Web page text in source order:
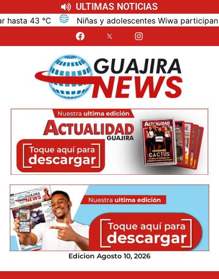
ULTIMAS NOTICIAS
43 °C Niñas y adolescentes Wiwa participan en
Edicion Agosto 10, 2026